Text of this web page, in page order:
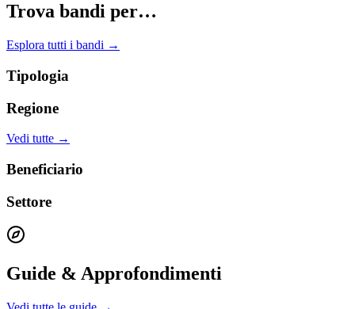
Trova bandi per…
Esplora tutti i bandi →
Tipologia
Regione
Vedi tutte →
Beneficiario
Settore
Guide & Approfondimenti